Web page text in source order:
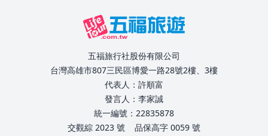
五福旅行社股份有限公司
台灣高雄市807三民區博愛一路28號2樓、3樓
代表人：許順富
發言人：李家誠
統一編號：22835878
交觀綜 2023 號
品保高字 0059 號